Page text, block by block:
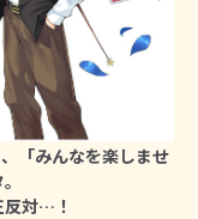
「みんなを楽しませ
反対…！